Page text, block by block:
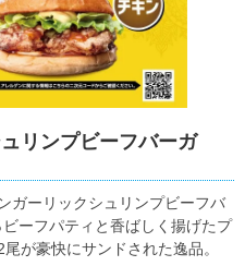
リンプビーフバーガ
ガーリックシュリンプビーフバ
ーフパティと香ばしく揚げたプ
が豪快にサンドされた逸品。